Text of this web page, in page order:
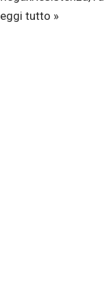
tutto »